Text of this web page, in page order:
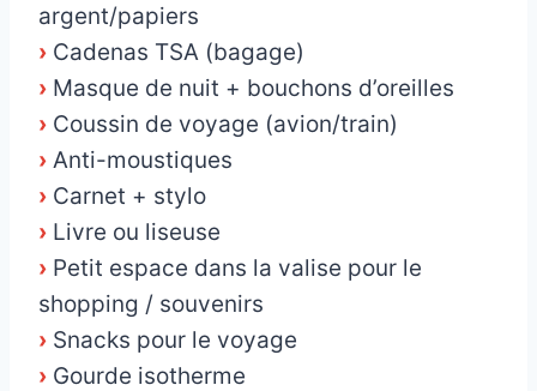
argent/papiers
› Cadenas TSA (bagage)
› Masque de nuit + bouchons d’oreilles
› Coussin de voyage (avion/train)
› Anti-moustiques
› Carnet + stylo
› Livre ou liseuse
› Petit espace dans la valise pour le
shopping / souvenirs
› Snacks pour le voyage
› Gourde isotherme